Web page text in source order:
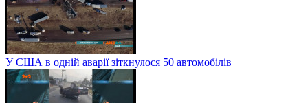
У США в одній аварії зіткнулося 50 автомобілів